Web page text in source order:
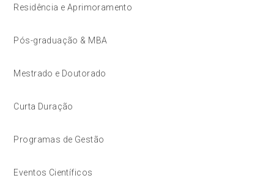
Residência e Aprimoramento
Pós-graduação & MBA
Mestrado e Doutorado
Curta Duração
Programas de Gestão
Eventos Científicos